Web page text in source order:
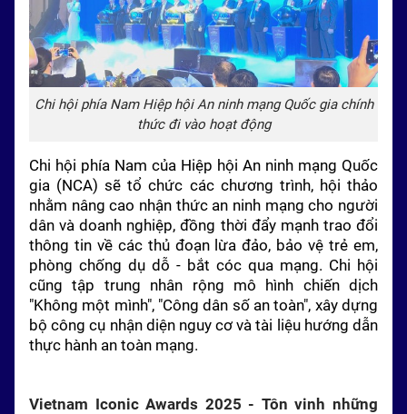
Chi hội phía Nam Hiệp hội An ninh mạng Quốc gia chính
thức đi vào hoạt động
Chi hội phía Nam của Hiệp hội An ninh mạng Quốc
gia (NCA) sẽ tổ chức các chương trình, hội thảo
nhằm nâng cao nhận thức an ninh mạng cho người
dân và doanh nghiệp, đồng thời đẩy mạnh trao đổi
thông tin về các thủ đoạn lừa đảo, bảo vệ trẻ em,
phòng chống dụ dỗ - bắt cóc qua mạng. Chi hội
cũng tập trung nhân rộng mô hình chiến dịch
"Không một mình", "Công dân số an toàn", xây dựng
bộ công cụ nhận diện nguy cơ và tài liệu hướng dẫn
thực hành an toàn mạng.
Vietnam Iconic Awards 2025 - Tôn vinh những